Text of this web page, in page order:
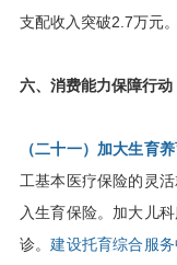
支配收入突破2.7万元。
六、消费能力保障行动
（二十一）加大生育
工基本医疗保险的灵
入生育保险。加大儿
诊。建设托育综合服